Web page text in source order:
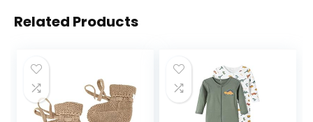
Related Products